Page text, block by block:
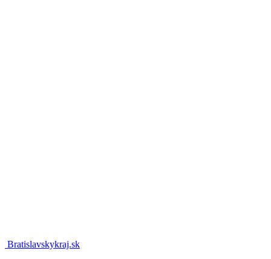
Bratislavskykraj.sk